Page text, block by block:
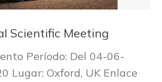
Scientific Meeting
Período: Del 04-06-
Lugar: Oxford, UK Enlace